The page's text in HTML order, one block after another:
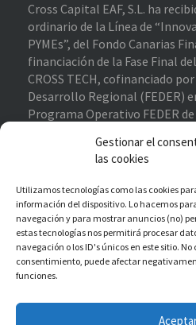
Gestionar el
las cookies
Utilizamos tecnologías como las cookies
información del dispositivo. Lo hacemos
navegación y para mostrar anuncios (no)
estas tecnologías nos permitirá procesar
navegación o los ID's únicos en este sitio.
consentimiento, puede afectar
funciones.
Cross Capital EAF, S.L. ha
ordinario de la Línea de
PYMEs”, del Fondo Canarias
financiación de la Fase Final
CROSS TECH, cofinanciado
Desarrollo Regional (FEDER)
Programa Operativo FEDER
prioritario 1 “Potenciar la
tecnológico y la innovación”.
Proyecto Financiado–
Cross Capital EAF, S.L. ha
destinada a la reactivación
Canarias como parte de la
recuperación para la cohesión